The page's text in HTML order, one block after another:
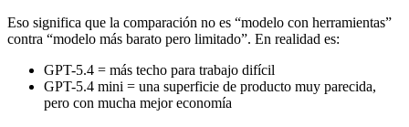
Eso significa que la comparación no es “modelo con herramientas”
contra “modelo más barato pero limitado”. En realidad es:
GPT-5.4 = más techo para trabajo difícil
GPT-5.4 mini = una superficie de producto muy parecida,
pero con mucha mejor economía